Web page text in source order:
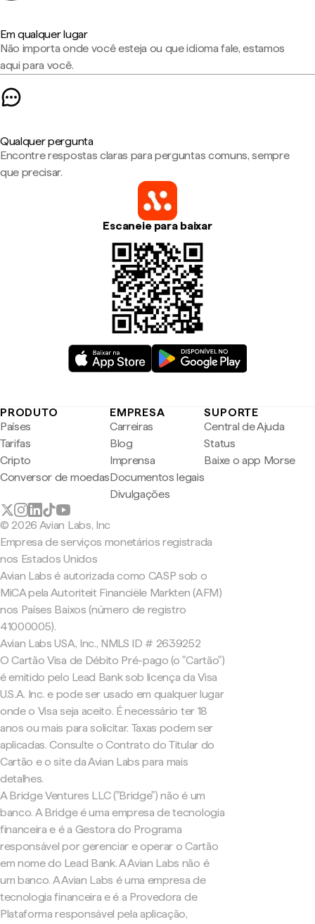
Em qualquer lugar
Não importa onde você esteja ou que idioma fale, estamos
aqui para você.
Qualquer pergunta
Encontre respostas claras para perguntas comuns, sempre
que precisar.
Escaneie para baixar
PRODUTO
Países
Tarifas
Cripto
Conversor de moedas
EMPRESA
Carreiras
Blog
Imprensa
Documentos legais
Divulgações
SUPORTE
Central de Ajuda
Status
Baixe o app Morse
© 2026 Avian Labs, Inc
Empresa de serviços monetários registrada
nos Estados Unidos
Avian Labs é autorizada como CASP sob o
MiCA pela Autoriteit Financiële Markten (AFM)
nos Países Baixos (número de registro
41000005).
Avian Labs USA, Inc., NMLS ID # 2639252
O Cartão Visa de Débito Pré-pago (o "Cartão")
é emitido pelo Lead Bank sob licença da Visa
U.S.A. Inc. e pode ser usado em qualquer lugar
onde o Visa seja aceito. É necessário ter 18
anos ou mais para solicitar. Taxas podem ser
aplicadas. Consulte o Contrato do Titular do
Cartão e o site da Avian Labs para mais
detalhes.
A Bridge Ventures LLC ("Bridge") não é um
banco. A Bridge é uma empresa de tecnologia
financeira e é a Gestora do Programa
responsável por gerenciar e operar o Cartão
em nome do Lead Bank. A Avian Labs não é
um banco. A Avian Labs é uma empresa de
tecnologia financeira e é a Provedora de
Plataforma responsável pela aplicação,